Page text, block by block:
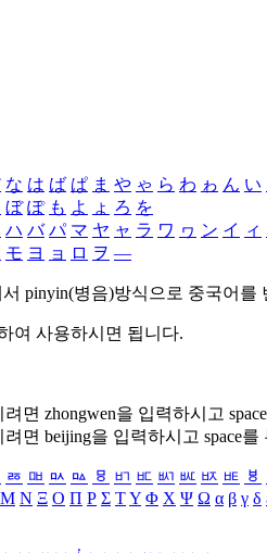
な は ば ぱ ま や ゃ ら わ ゎ ん い
ぼ ぽ も よ ょ ろ を
ハ バ パ マ ヤ ャ ラ ワ ヮ ン イ ィ
モ ヨ ョ ロ ヲ ―
pinyin(병음)방식으로 중국어를
여 사용하시면 됩니다.
려면 zhongwen을 입력하시고
려면 beijing을 입력하시고 space
ㅭ ㅮ ㅯ ㅰ ㅱ ㅲ ㅳ ㅴ ㅵ ㅶ ㅷ ㅸ
Μ Ν Ξ Ο Π Ρ Σ ΤΥ Φ Χ Ψ Ω α β γ δ